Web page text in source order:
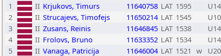
1
II Krjukovs, Timurs 11640758 LAT 1595
U14
2
II Strucajevs, Timofejs 11650214 LAT 1545
U10
3
II Zusans, Reinis 11646845 LAT 1538
U14
4
II Frolovs, Bruno 11633352 LAT 1534
U14
5
II Vanaga, Patricija 11646004 LAT 1521 w U20